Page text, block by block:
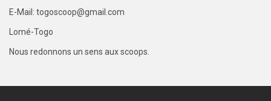
E-Mail: togoscoop@gmail.com
Lomé-Togo
Nous redonnons un sens aux scoops.